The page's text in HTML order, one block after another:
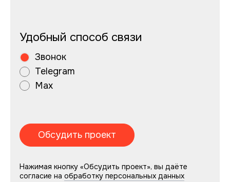
Удобный способ связи
Звонок
Telegram
Max
Нажимая кнопку «Обсудить проект», вы даёте
согласие наобработку персональных данных